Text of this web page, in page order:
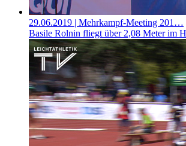
29.06.2019 | Mehrkampf-Meeting 201…
Basile Rolnin fliegt über 2,08 Meter im